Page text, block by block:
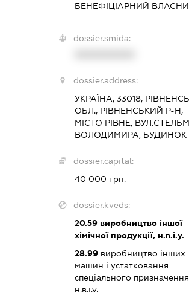
БЕНЕФІЦІАРНИЙ
dossier.smida:
dossier.address:
УКРАЇНА, 33018,
ОБЛ., РІВНЕНСЬКИЙ Р-Н,
МІСТО РІВНЕ,
ВОЛОДИМИРА, БУДИНОК
dossier.capital:
40 000 грн.
dossier.kveds:
20.59виробництво іншої
хімічної продукції, н.в.і.у.
28.99виробництво інших
машин і устатковання
спеціального
н.в.і.у.